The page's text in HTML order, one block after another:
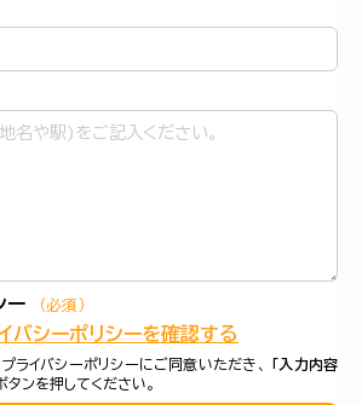
ー （必須）
バシーポリシーを確認する
ライバシーポリシーにご同意いただき、
「入力内容
タンを押してください。